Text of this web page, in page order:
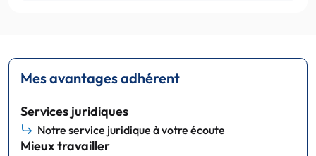
Mes avantages adhérent
Services juridiques
Notre service juridique à votre écoute
Mieux travailler